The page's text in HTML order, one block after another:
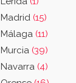
Madrid (15)
Málaga (11)
Murcia (39)
Navarra (4)